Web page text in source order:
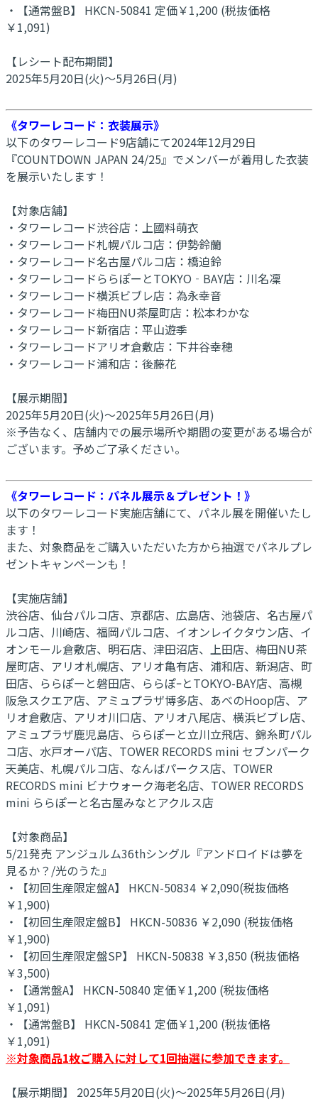
・【通常盤B】 HKCN-50841 定価￥1,200 (税抜価格
￥1,091)
【レシート配布期間】
2025年5月20日(火)～5月26日(月)
《タワーレコード：衣装展示》
以下のタワーレコード9店舗にて2024年12月29日
『COUNTDOWN JAPAN 24/25』でメンバーが着用した衣装
を展示いたします！
【対象店舗】
・タワーレコード渋谷店：上國料萌衣
・タワーレコード札幌パルコ店：伊勢鈴蘭
・タワーレコード名古屋パルコ店：橋迫鈴
・タワーレコードららぽーとTOKYO‐BAY店：川名凜
・タワーレコード横浜ビブレ店：為永幸音
・タワーレコード梅田NU茶屋町店：松本わかな
・タワーレコード新宿店：平山遊季
・タワーレコードアリオ倉敷店：下井谷幸穂
・タワーレコード浦和店：後藤花
【展示期間】
2025年5月20日(火)～2025年5月26日(月)
※予告なく、店舗内での展示場所や期間の変更がある場合が
ございます。予めご了承ください。
《タワーレコード：パネル展示＆プレゼント！》
以下のタワーレコード実施店舗にて、パネル展を開催いたし
ます！
また、対象商品をご購入いただいた方から抽選でパネルプレ
ゼントキャンペーンも！
【実施店舗】
渋谷店、仙台パルコ店、京都店、広島店、池袋店、名古屋パ
ルコ店、川崎店、福岡パルコ店、イオンレイクタウン店、イ
オンモール倉敷店、明石店、津田沼店、上田店、梅田NU茶
屋町店、アリオ札幌店、アリオ亀有店、浦和店、新潟店、町
田店、ららぽーと磐田店、ららぽｰとTOKYO-BAY店、高槻
阪急スクエア店、アミュプラザ博多店、あべのHoop店、ア
リオ倉敷店、アリオ川口店、アリオ八尾店、横浜ビブレ店、
アミュプラザ鹿児島店、ららぽーと立川立飛店、錦糸町パル
コ店、水戸オーパ店、TOWER RECORDS mini セブンパーク
天美店、札幌パルコ店、なんばパークス店、TOWER
RECORDS mini ビナウォーク海老名店、TOWER RECORDS
mini ららぽーと名古屋みなとアクルス店
【対象商品】
5/21発売 アンジュルム36thシングル『アンドロイドは夢を
見るか？/光のうた』
・【初回生産限定盤A】 HKCN-50834 ￥2,090(税抜価格
￥1,900)
・【初回生産限定盤B】 HKCN-50836 ￥2,090 (税抜価格
￥1,900)
・【初回生産限定盤SP】 HKCN-50838 ￥3,850 (税抜価格
￥3,500)
・【通常盤A】 HKCN-50840 定価￥1,200 (税抜価格
￥1,091)
・【通常盤B】 HKCN-50841 定価￥1,200 (税抜価格
￥1,091)
※対象商品1枚ご購入に対して1回抽選に参加できます。
【展示期間】 2025年5月20日(火)～2025年5月26日(月)